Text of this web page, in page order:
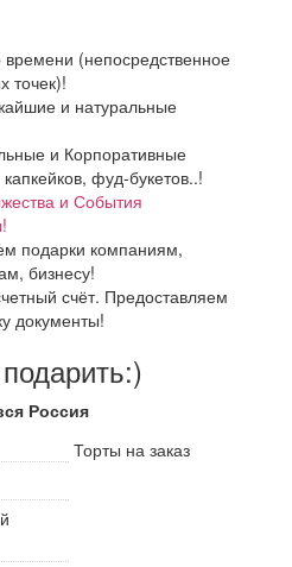
времени (непосредственное
точек)!
и натуральные
и Корпоративные
фуд-букетов..!
и События
подарки компаниям,
бизнесу!
счёт. Предоставляем
документы!
Россия
Торты на заказ